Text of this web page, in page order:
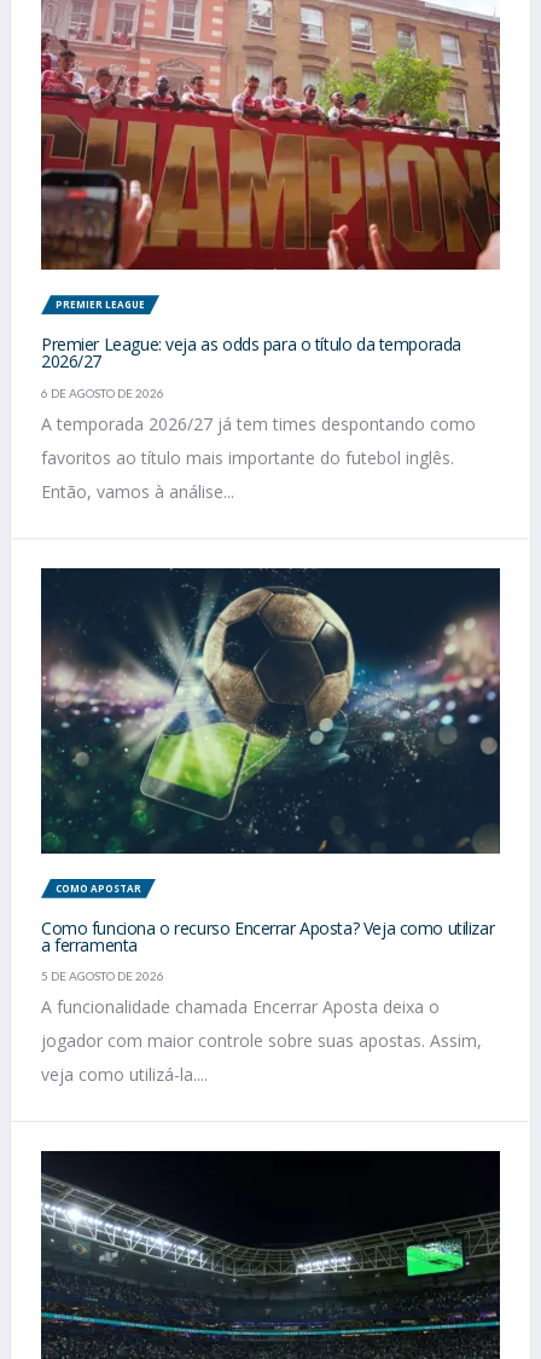
PREMIER LEAGUE
Premier League: veja as odds para o título da temporada
2026/27
6 DE AGOSTO DE 2026
A temporada 2026/27 já tem times despontando como
favoritos ao título mais importante do futebol inglês.
Então, vamos à análise...
COMO APOSTAR
Como funciona o recurso Encerrar Aposta? Veja como utilizar
a ferramenta
5 DE AGOSTO DE 2026
A funcionalidade chamada Encerrar Aposta deixa o
jogador com maior controle sobre suas apostas. Assim,
veja como utilizá-la....